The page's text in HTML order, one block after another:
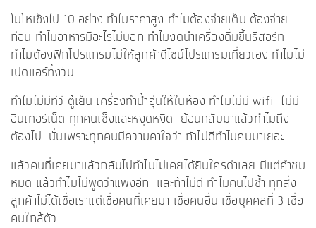
โมโหเซ็งไป 10 อย่าง ทำไมราคาสูง ทำไมต้องจ่ายเต็ม ต้องจ่าย
ก่อน ทำไมอาหารมีอะไรไม่บอก ทำไมงดนำเครื่องดื่มขึ้นรีสอร์ท
ทำไมต้องฟิกโปรแกรมไม่ให้ลูกค้าดีไซน์โปรแกรมเที่ยวเอง ทำไมไม่
เปิดแอร์ทั้งวัน
ทำไมไม่มีทีวี ตู้เย็น เครื่องทำน้ำอุ่นให้ในห้อง ทำไมไม่มี wifi ไม่มี
อินเทอร์เน็ต ทุกคนเซ็งและหงุดหงิด ย้อนกลับมาแล้วทำไมถึง
ต้องไป นั่นเพราะทุกคนมีความคาใจว่า ถ้าไม่ดีทำไมคนมาเยอะ
แล้วคนที่เคยมาแล้วกลับไปทำไมไม่เคยได้ยินใครด่าเลย มีแต่คำชม
หมด แล้วทำไมไม่พูดว่าแพงอีก และถ้าไม่ดี ทำไมคนไปซ้ำ ทุกสิ่ง
ลูกค้าไม่ได้เชื่อเราแต่เชื่อคนที่เคยมา เชื่อคนอื่น เชื่อบุคคลที่ 3 เชื่อ
คนใกล้ตัว